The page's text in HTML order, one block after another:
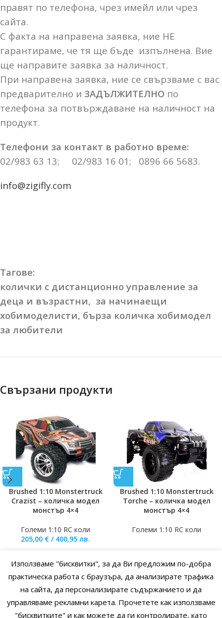
правят по телефона, чрез имейл или чрез
сайта.
С факта на направена заявка, ние НЕ
гарантираме, че тя ще бъде изпълнена. Вие
ще направите заявка за наличност.
При направена заявка, ние се свързваме с вас
предварително и ЗАДЪЛЖИТЕЛНО по
телефона за потвърждаване на наличност на
продукт.
Телефони за контакт в работно време:
02/983 63 13; 02/983 16 01; 0896 66 5683.
info@zigifly.com
Тагове:
колички с дистанционно управление за
деца и възрастни, за начинаещи
хобимоделисти, бърза количка хобимодел
за любители
Свързани продукти
Brushed 1:10 Monstertruck
Crazist – количка модел
монстър 4×4
Големи 1:10 RC коли
205,00 € / 400,95 лв.
Brushed 1:10 Monstertruck
Torche – количка модел
монстър 4×4
Големи 1:10 RC коли
НАЧАЛООБЩИ УСЛОВИЯУСЛОВИЯ И ПРАВИЛА
ПОЛИТИКА НА БИСКВИТКИТЕПОЛИТИКА ЗА ПОВЕРИТЕЛНОСТ
Използваме "бисквитки", за да Ви предложим по-добра
практическа работа с браузъра, да анализирате трафика
на сайта, да персонализирате съдържанието и да
управляваме рекламни карета. Прочетете как използваме
"бисквитките" и как можете да ги контролирате, като